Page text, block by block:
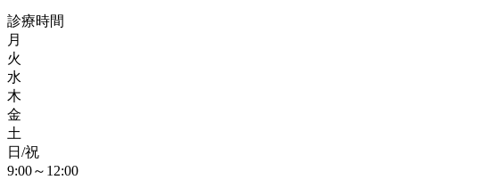
診療時間
月
火
水
木
金
土
日/祝
9:00～12:00